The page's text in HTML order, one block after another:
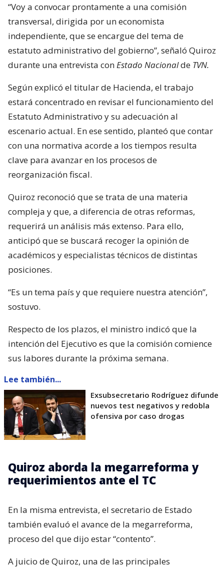
“Voy a convocar prontamente a una comisión
transversal, dirigida por un economista
independiente, que se encargue del tema de
estatuto administrativo del gobierno”, señaló Quiroz
durante una entrevista con Estado Nacionalde TVN.
Según explicó el titular de Hacienda, el trabajo
estará concentrado en revisar el funcionamiento del
Estatuto Administrativo y su adecuación al
escenario actual. En ese sentido, planteó que contar
con una normativa acorde a los tiempos resulta
clave para avanzar en los procesos de
reorganización fiscal.
Quiroz reconoció que se trata de una materia
compleja y que, a diferencia de otras reformas,
requerirá un análisis más extenso. Para ello,
anticipó que se buscará recoger la opinión de
académicos y especialistas técnicos de distintas
posiciones.
“Es un tema país y que requiere nuestra atención”,
sostuvo.
Respecto de los plazos, el ministro indicó que la
intención del Ejecutivo es que la comisión comience
sus labores durante la próxima semana.
Lee también...
Exsubsecretario Rodríguez difunde
nuevos test negativos y redobla
ofensiva por caso drogas
Quiroz aborda la megarreforma y
requerimientos ante el TC
En la misma entrevista, el secretario de Estado
también evaluó el avance de la megarreforma,
proceso del que dijo estar “contento”.
A juicio de Quiroz, una de las principales